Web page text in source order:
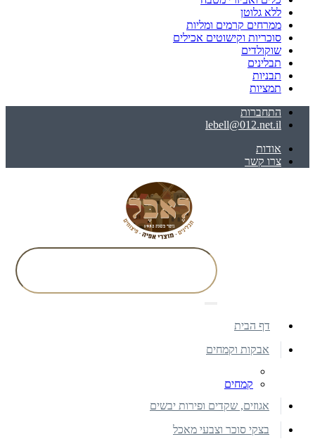
ללא גלוטן
ממרחים קרמים ומליות
סוכריות וקישוטים אכילים
שוקולדים
תבלינים
תבניות
תמציות
התחברות
lebell@012.net.il
אודות
צרו קשר
דף הבית
אבקות וקמחים
קמחים
אגוזים, שקדים ופירות יבשים
בצקי סוכר וצבעי מאכל